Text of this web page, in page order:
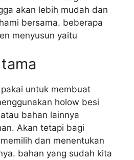
akan lebih mudah dan
bersama. beberapa
menyusun yaitu
untuk membuat
holow besi
bahan lainnya
Akan tetapi bagi
dan menentukan
bahan yang sudah kita